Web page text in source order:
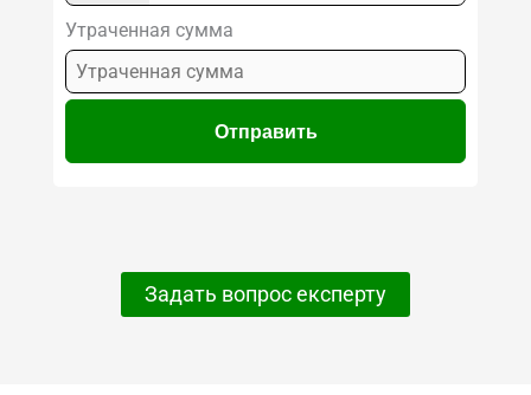
Утраченная сумма
Задать вопрос експерту